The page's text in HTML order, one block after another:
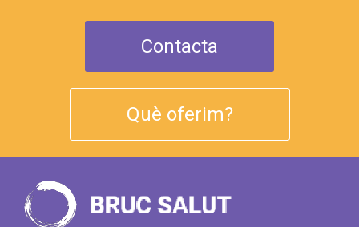
Contacta
Què oferim?